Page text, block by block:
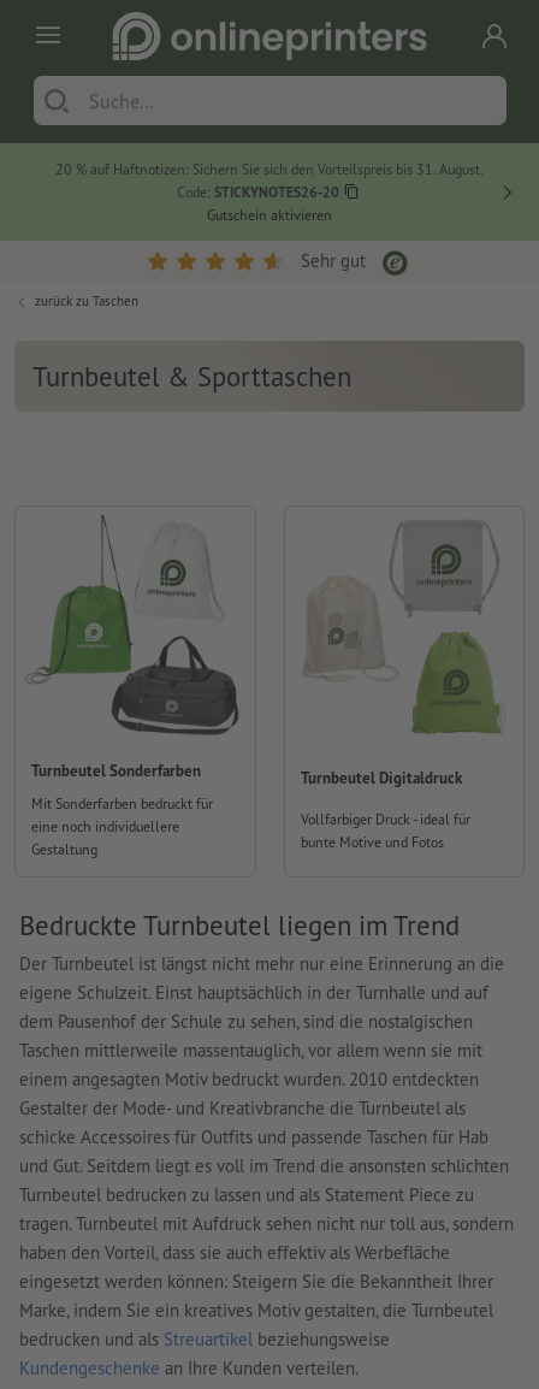
20 % auf Haftnotizen: Sichern Sie sich den Vorteilspreis bis 31. August.
Code: STICKYNOTES26-20
Gutschein aktivieren
Sehr gut
zurück zu Taschen
Turnbeutel & Sporttaschen
Turnbeutel Sonderfarben
Mit Sonderfarben bedruckt für
eine noch individuellere
Gestaltung
Turnbeutel Digitaldruck
Vollfarbiger Druck - ideal für
bunte Motive und Fotos
Bedruckte Turnbeutel liegen im Trend
Der Turnbeutel ist längst nicht mehr nur eine Erinnerung an die
eigene Schulzeit. Einst hauptsächlich in der Turnhalle und auf
dem Pausenhof der Schule zu sehen, sind die nostalgischen
Taschen mittlerweile massentauglich, vor allem wenn sie mit
einem angesagten Motiv bedruckt wurden. 2010 entdeckten
Gestalter der Mode- und Kreativbranche die Turnbeutel als
schicke Accessoires für Outfits und passende Taschen für Hab
und Gut. Seitdem liegt es voll im Trend die ansonsten schlichten
Turnbeutel bedrucken zu lassen und als Statement Piece zu
tragen. Turnbeutel mit Aufdruck sehen nicht nur toll aus, sondern
haben den Vorteil, dass sie auch effektiv als Werbefläche
eingesetzt werden können: Steigern Sie die Bekanntheit Ihrer
Marke, indem Sie ein kreatives Motiv gestalten, die Turnbeutel
bedrucken und als Streuartikel beziehungsweise
Kundengeschenke an Ihre Kunden verteilen.